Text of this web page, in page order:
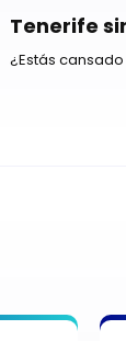
Tenerife
¿Estás